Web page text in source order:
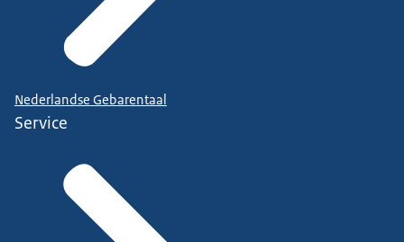
Nederlandse Gebarentaal
Service